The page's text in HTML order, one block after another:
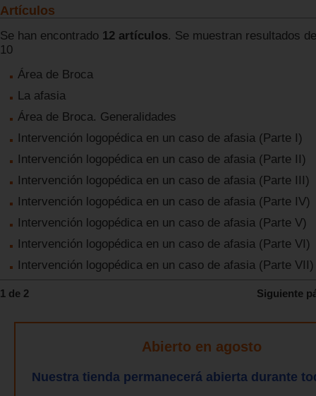
Artículos
Se han encontrado 12 artículos. Se muestran resultados
10
Área de Broca
La afasia
Área de Broca. Generalidades
Intervención logopédica en un caso de afasia (Parte I)
Intervención logopédica en un caso de afasia (Parte II)
Intervención logopédica en un caso de afasia (Parte III)
Intervención logopédica en un caso de afasia (Parte IV)
Intervención logopédica en un caso de afasia (Parte V)
Intervención logopédica en un caso de afasia (Parte VI)
Intervención logopédica en un caso de afasia (Parte VII)
1 de 2 Siguiente
Abierto en agosto
Nuestra tienda permanecerá abierta durante